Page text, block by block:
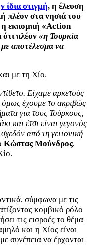
ίδια στιγμή, η έλευση
πλέον στα νησιά του
η εκπομπή «Action
πλέον «η Τουρκία
με αποτέλεσμα να
με τη Χίο.
Είχαμε αρκετούς
έχουμε το ακριβώς
για τους Τούρκους,
και έτσι είναι γεγονός
από τη γειτονική
Κώστας Μούνδρος,
σύμφωνα με τις
κομβικό ρόλο
τις εισροές το θέμα
και η Χίος είναι
συνέπεια να έρχονται